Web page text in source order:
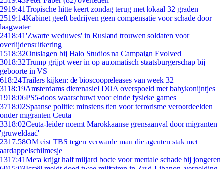
2919:41Tropische hitte keert zondag terug met lokaal 32 graden
2519:14Kabinet geeft bedrijven geen compensatie voor schade door
laagwater
2418:41'Zwarte weduwes' in Rusland trouwen soldaten voor
overlijdensuitkering
1518:32Ontslagen bij Halo Studios na Campaign Evolved
3018:32Trump grijpt weer in op automatisch staatsburgerschap bij
geboorte in VS
618:24Trailers kijken: de bioscoopreleases van week 32
3118:19Amsterdams dierenasiel DOA overspoeld met babykonijntjes
1918:06PS5-doos waarschuwt voor einde fysieke games
3718:02Spaanse politie: minstens tien voor terrorisme veroordeelden
onder migranten Ceuta
3318:02Ceuta-leider noemt Marokkaanse grensaanval door migranten
'gruweldaad'
2317:58OM eist TBS tegen verwarde man die agenten stak met
aardappelschilmesje
1317:41Meta krijgt half miljard boete voor mentale schade bij jongeren